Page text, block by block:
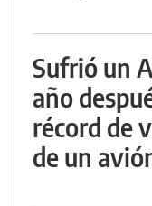
Sufrió un
año
récord de
de un